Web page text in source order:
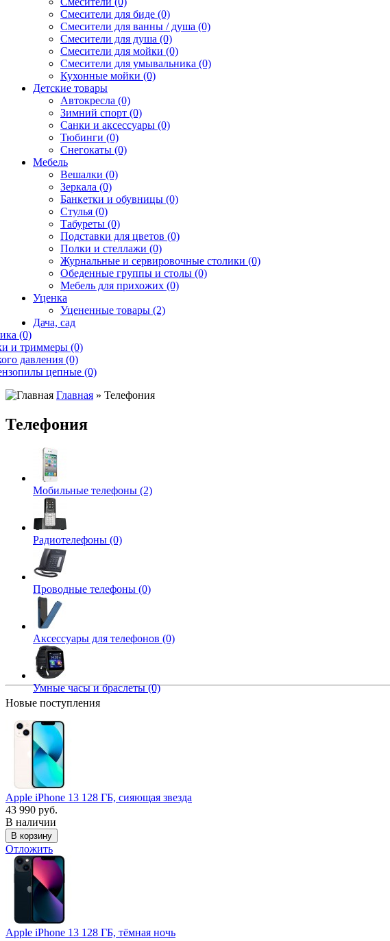
Смесители для биде (0)
Смесители для ванны / душа (0)
Смесители для душа (0)
Смесители для мойки (0)
Смесители для умывальника (0)
Кухонные мойки (0)
Детские товары
Автокресла (0)
Зимний спорт (0)
Санки и аксессуары (0)
Тюбинги (0)
Снегокаты (0)
Мебель
Вешалки (0)
Зеркала (0)
Банкетки и обувницы (0)
Стулья (0)
Табуреты (0)
Подставки для цветов (0)
Полки и стеллажи (0)
Журнальные и сервировочные столики (0)
Обеденные группы и столы (0)
Мебель для прихожих (0)
Уценка
Уцененные товары (2)
Дача, сад
(0)
и триммеры (0)
давления (0)
цепные (0)
Главная » Телефония
Телефония
Мобильные телефоны (2)
Радиотелефоны (0)
Проводные телефоны (0)
Аксессуары для телефонов (0)
Умные часы и браслеты (0)
Новые поступления
Apple iPhone 13 128 ГБ, сияющая звезда
43 990 руб.
В наличии
Отложить
Apple iPhone 13 128 ГБ, тёмная ночь